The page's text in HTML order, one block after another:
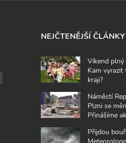
NEJČTENĚJŠÍ ČLÁNKY
Víkend plný
Kam vyrazit
kraji?
Náměstí
Plzni se
Přinášíme
Přijdou